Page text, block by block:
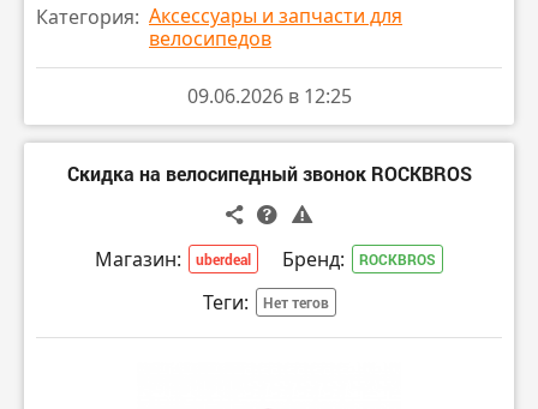
Категория: Аксессуары и запчасти для
велосипедов
09.06.2026 в 12:25
Скидка на велосипедный звонок ROCKBROS
Магазин: uberdeal Бренд: ROCKBROS
Теги: Нет тегов